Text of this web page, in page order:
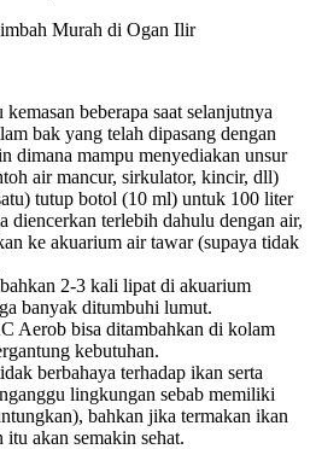
beberapa saat selanjutnya
bak yang telah dipasang dengan
dimana mampu menyediakan unsur
air mancur, sirkulator, kincir, dll)
tutup botol (10 ml) untuk 100 liter
diencerkan terlebih dahulu dengan air,
ke akuarium air tawar (supaya tidak
2-3 kali lipat di akuarium
banyak ditumbuhi lumut.
Aerob bisa ditambahkan di kolam
kebutuhan.
berbahaya terhadap ikan serta
lingkungan sebab memiliki
bahkan jika termakan ikan
itu akan semakin sehat.